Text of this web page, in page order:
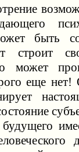
быть
строит
может
еще нет!